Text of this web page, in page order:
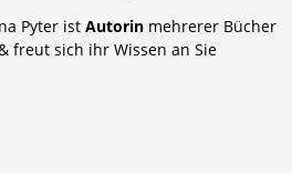
Pyter ist Autorin mehrerer Bücher
freut sich ihr Wissen an Sie